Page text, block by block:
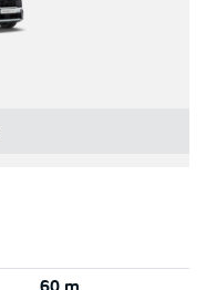
60 m